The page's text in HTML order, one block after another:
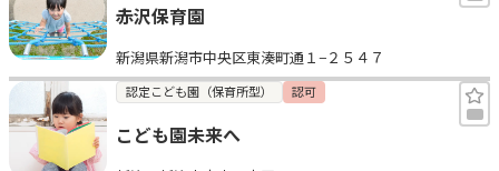
赤沢保育園
新潟県新潟市中央区東湊町通１−２５４７
認定こども園（保育所型） 認可
こども園未来へ